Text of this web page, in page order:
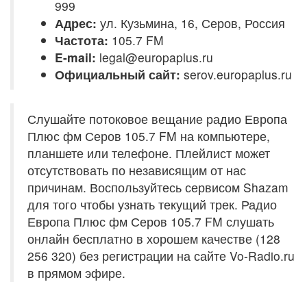
999
Адрес: ул. Кузьмина, 16, Серов, Россия
Частота: 105.7 FM
E-mail: legal@europaplus.ru
Официальный сайт: serov.europaplus.ru
Слушайте потоковое вещание радио Европа
Плюс фм Серов 105.7 FM на компьютере,
планшете или телефоне. Плейлист может
отсутствовать по независящим от нас
причинам. Воспользуйтесь сервисом Shazam
для того чтобы узнать текущий трек. Радио
Европа Плюс фм Серов 105.7 FM слушать
онлайн бесплатно в хорошем качестве (128
256 320) без регистрации на сайте Vo-Radio.ru
в прямом эфире.